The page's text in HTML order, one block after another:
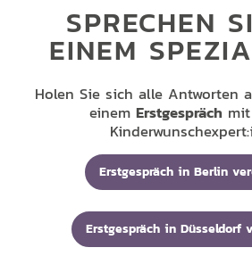
SPRECHEN
EINEM
Holen Sie sich alle Antworten
einem Erstgespräch
Erstgespräch in Berlin
Erstgespräch in Düsseldorf